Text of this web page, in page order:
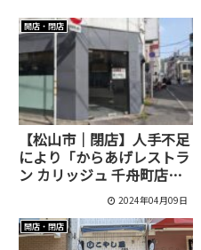
開店・閉店
【松山市｜閉店】人手不足
により「からあげレストラ
ン カリッジュ 千舟町店」
が閉店していました！
2024年04月09日
開店・閉店